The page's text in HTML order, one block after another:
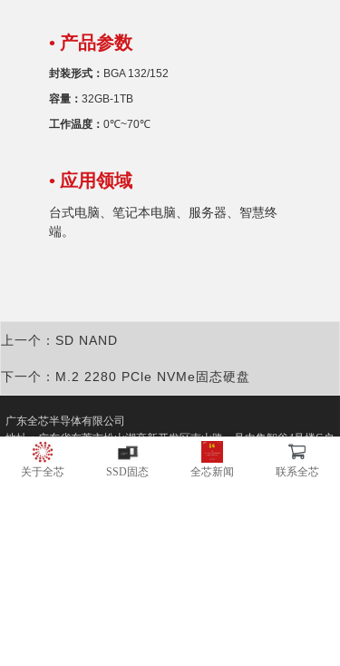
• 产品参数
封装形式： BGA132/152
容量： 32GB-1TB
工作温度： 0℃~70℃
• 应用领域
台式电脑、笔记本电脑、服务器、智慧终
端。
上一个：SD NAND
下一个：M.2 2280 PCle NVMe固态硬盘
广东全芯半导体有限公司
地址：广东省东莞市松山湖高新开发区南山路一号中集智谷4号楼C户
电话：181-2864-1962
邮箱：info@trxom.com
关于全芯 SSD固态 全芯新闻 联系全芯